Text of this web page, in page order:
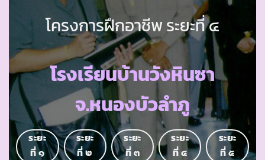
โครงการฝึกอาชีพ ระยะที่ ๔
โรงเรียนบ้านวังหินซา
จ.หนองบัวลำภู
ระยะ
ที่ ๑
ระยะ
ที่ ๒
ระยะ
ที่ ๓
ระยะ
ที่ ๔
ระยะ
ที่ ๕